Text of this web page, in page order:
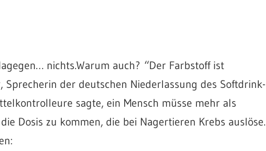
nichts.Warum auch? “Der Farbstoff ist
der deutschen Niederlassung des Softdrink-
ure sagte, ein Mensch müsse mehr als
Dosis zu kommen, die bei Nagertieren Krebs auslöse.